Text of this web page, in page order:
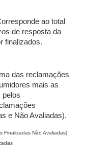
ao total
de resposta da
finalizados.
das reclamações
mais as
pelos
e Não Avaliadas).
Finalizadas Não Avaliadas)